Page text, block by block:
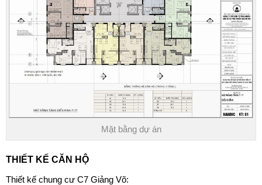
Mặt bằng dự án
THIẾT KẾ CĂN HỘ
Thiết kế chung cư C7 Giảng Võ: